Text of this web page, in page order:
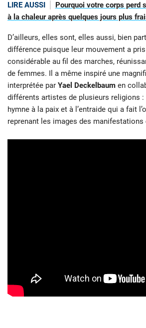
LIRE AUSSI
Pourquoi votre corps perd
à la chaleur après quelques jours plus
D’ailleurs, elles sont, elles aussi, bien
différence puisque leur mouvement a
considérable au fil des marches,
de femmes. Il a même inspiré une
interprétée par Yael Deckelbaum en
différents artistes de plusieurs religions :
hymne à la paix et à l’entraide qui a fait
reprenant les images des manifestations